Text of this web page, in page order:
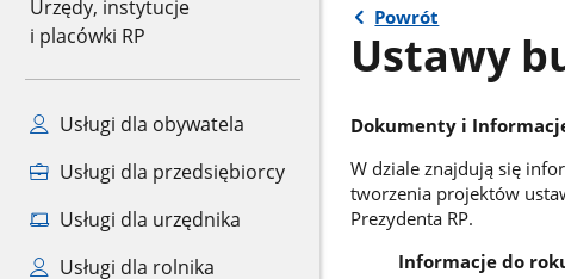
Urzędy, instytucje
i placówki RP
Usługi dla obywatela
Usługi dla przedsiębiorcy
Usługi dla urzędnika
Usługi dla rolnika
Powrót
Ustawy
Dokumenty i
W dziale znajdują się
tworzenia projektów
Prezydenta RP.
Informacje do